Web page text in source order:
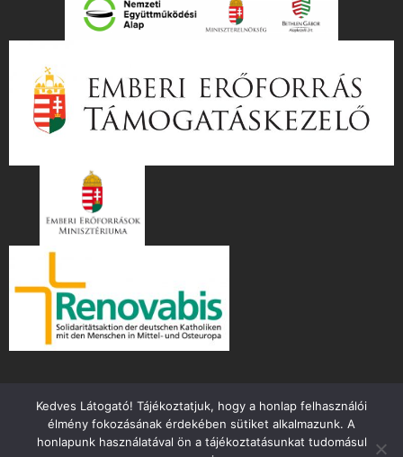
Kedves Látogató! Tájékoztatjuk, hogy a honlap felhasználói
élmény fokozásának érdekében sütiket alkalmazunk. A
honlapunk használatával ön a tájékoztatásunkat tudomásul